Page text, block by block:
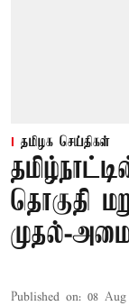
தமிழக செய்திகள்
தொகுதி
முதல்-
Published on: 08 Aug